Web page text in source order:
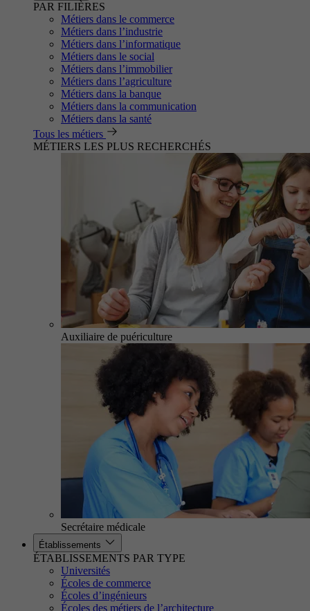
PAR FILIÈRES
Métiers dans le commerce
Métiers dans l’industrie
Métiers dans l’informatique
Métiers dans le social
Métiers dans l’immobilier
Métiers dans l’agriculture
Métiers dans la banque
Métiers dans la communication
Métiers dans la santé
Tous les métiers
MÉTIERS LES PLUS RECHERCHÉS
Auxiliaire de puériculture
Secrétaire médicale
Établissements
ÉTABLISSEMENTS PAR TYPE
Universités
Écoles de commerce
Écoles d’ingénieurs
Écoles des métiers de l’architecture